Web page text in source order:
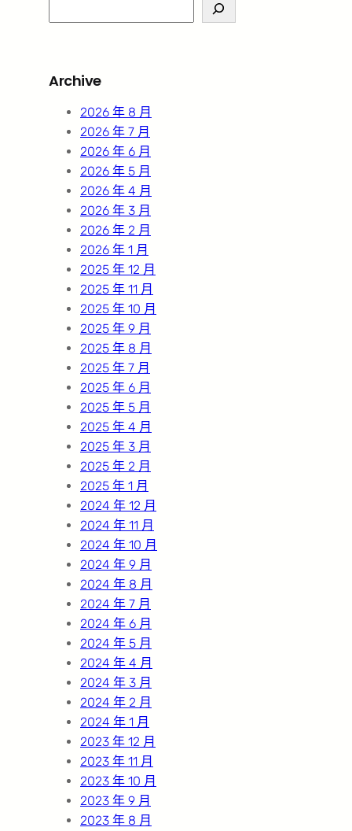
e
c
Archive
2026 年 8 月
2026 年 7 月
2026 年 6 月
2026 年 5 月
2026 年 4 月
2026 年 3 月
2026 年 2 月
2026 年 1 月
2025 年 12 月
2025 年 11 月
2025 年 10 月
2025 年 9 月
2025 年 8 月
2025 年 7 月
2025 年 6 月
2025 年 5 月
2025 年 4 月
2025 年 3 月
2025 年 2 月
2025 年 1 月
2024 年 12 月
2024 年 11 月
2024 年 10 月
2024 年 9 月
2024 年 8 月
2024 年 7 月
2024 年 6 月
2024 年 5 月
2024 年 4 月
2024 年 3 月
2024 年 2 月
2024 年 1 月
2023 年 12 月
2023 年 11 月
2023 年 10 月
2023 年 9 月
2023 年 8 月